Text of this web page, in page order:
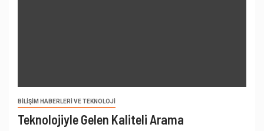
BILIŞIM HABERLERI VE TEKNOLOJI
Teknolojiyle Gelen Kaliteli Arama